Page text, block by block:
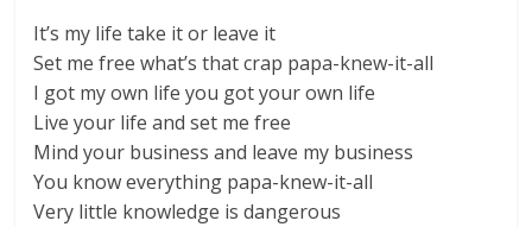
It’s my life take it or leave it
Set me free what’s that crap papa-knew-it-all
I got my own life you got your own life
Live your life and set me free
Mind your business and leave my business
You know everything papa-knew-it-all
Very little knowledge is dangerous